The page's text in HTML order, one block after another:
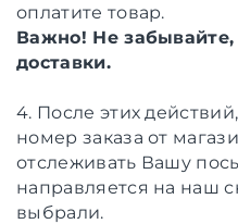
оплатите товар.
Важно! Не забывайте,
доставки.
4. После этих
номер заказа от
отслеживать Вашу
направляется на наш
выбрали.